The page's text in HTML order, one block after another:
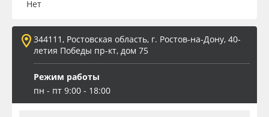
Нет
344111, Ростовская область, г. Ростов-на-Дону, 40-
летия Победы пр-кт, дом 75
Режим работы
пн - пт 9:00 - 18:00